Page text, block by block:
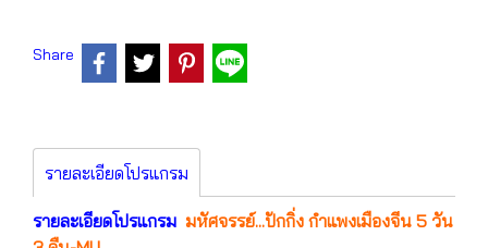
Share
รายละเอียดโปรแกรม
รายละเอียดโปรแกรม มหัศจรรย์...ปักกิ่ง กำแพงเมืองจีน 5 วัน